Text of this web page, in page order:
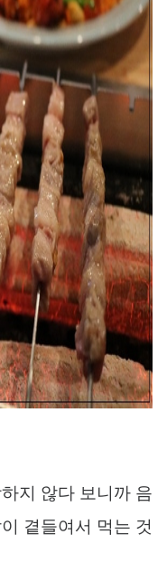
지 않다 보니까 음
곁들여서 먹는 것